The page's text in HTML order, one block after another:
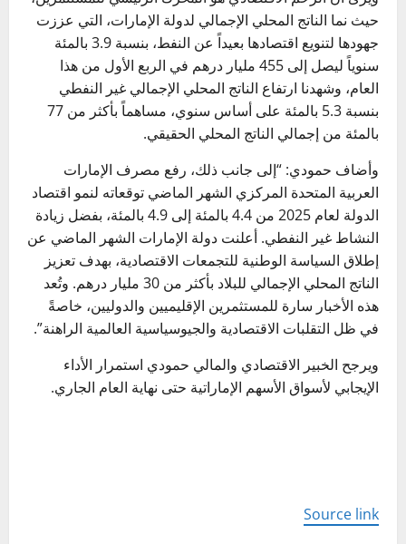
حيث نما الناتج المحلي الإجمالي لدولة الإمارات، التي عززت
جهودها لتنويع اقتصادها بعيداً عن النفط، بنسبة 3.9 بالمئة
سنوياً ليصل إلى 455 مليار درهم في الربع الأول من هذا
العام، وشهدنا ارتفاع الناتج المحلي الإجمالي غير النفطي
بنسبة 5.3 بالمئة على أساس سنوي، مساهماً بأكثر من 77
بالمئة من إجمالي الناتج المحلي الحقيقي.
وأضاف حمودي: “إلى جانب ذلك، رفع مصرف الإمارات
العربية المتحدة المركزي الشهر الماضي توقعاته لنمو اقتصاد
الدولة لعام 2025 من 4.4 بالمئة إلى 4.9 بالمئة، بفضل زيادة
النشاط غير النفطي. أعلنت دولة الإمارات الشهر الماضي عن
إطلاق السياسة الوطنية للتجمعات الاقتصادية، بهدف تعزيز
الناتج المحلي الإجمالي للبلاد بأكثر من 30 مليار درهم. وتُعد
هذه الأخبار سارة للمستثمرين الإقليميين والدوليين، خاصةً
في ظل التقلبات الاقتصادية والجيوسياسية العالمية الراهنة”.
ويرجح الخبير الاقتصادي والمالي حمودي استمرار الأداء
الإيجابي لأسواق الأسهم الإماراتية حتى نهاية العام الجاري.
Source link